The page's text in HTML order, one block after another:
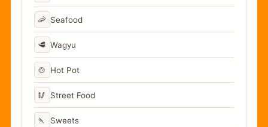
🦐 Seafood
🥩 Wagyu
🍲 Hot Pot
🥢 Street Food
🍡 Sweets